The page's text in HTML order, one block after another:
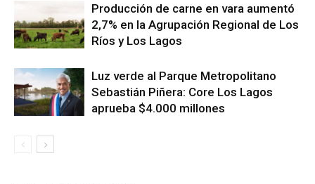
Producción de carne en vara aumentó
2,7% en la Agrupación Regional de Los
Ríos y Los Lagos
Luz verde al Parque Metropolitano
Sebastián Piñera: Core Los Lagos
aprueba $4.000 millones